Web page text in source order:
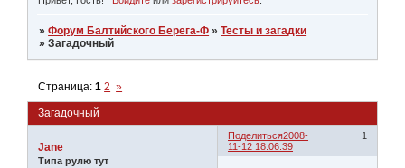
»Форум Балтийского Берега-Ф »Тесты и загадки
»Загадочный
Загадочный
Страница:1 2 »
Поделиться 1
2008-
11-12 18:06:39
Jane
Типа рулю тут